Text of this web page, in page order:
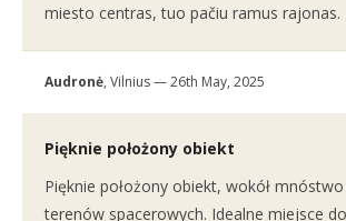
miesto centras, tuo pačiu ramus rajonas.
Audronė, Vilnius — 26th May, 2025
Pięknie położony obiekt
Pięknie położony obiekt, wokół
terenów spacerowych. Idealne miejsce